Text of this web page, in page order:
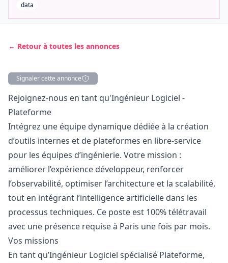
data
← Retour à toutes les annonces
Signaler cette annonce
Description
Rejoignez-nous en tant qu'Ingénieur Logiciel -
Plateforme
Intégrez une équipe dynamique dédiée à la création
d’outils internes et de plateformes en libre-service
pour les équipes d’ingénierie. Votre mission :
améliorer l’expérience développeur, renforcer
l’observabilité, optimiser l’architecture et la scalabilité,
tout en intégrant l’intelligence artificielle dans les
processus techniques. Ce poste est 100% télétravail
avec une présence requise à Paris une fois par mois.
Vos missions
En tant qu’Ingénieur Logiciel spécialisé Plateforme,